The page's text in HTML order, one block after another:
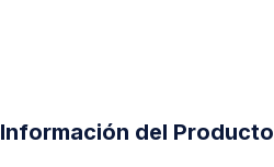
Información del Producto